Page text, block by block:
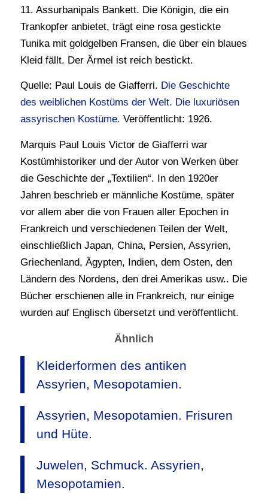
11. Assurbanipals Bankett. Die Königin, die ein
Trankopfer anbietet, trägt eine rosa gestickte
Tunika mit goldgelben Fransen, die über ein blaues
Kleid fällt. Der Ärmel ist reich bestickt.
Quelle: Paul Louis de Giafferri. Die Geschichte
des weiblichen Kostüms der Welt. Die luxuriösen
assyrischen Kostüme. Veröffentlicht: 1926.
Marquis Paul Louis Victor de Giafferri war
Kostümhistoriker und der Autor von Werken über
die Geschichte der „Textilien“. In den 1920er
Jahren beschrieb er männliche Kostüme, später
vor allem aber die von Frauen aller Epochen in
Frankreich und verschiedenen Teilen der Welt,
einschließlich Japan, China, Persien, Assyrien,
Griechenland, Ägypten, Indien, dem Osten, den
Ländern des Nordens, den drei Amerikas usw.. Die
Bücher erschienen alle in Frankreich, nur einige
wurden auf Englisch übersetzt und veröffentlicht.
Ähnlich
Kleiderformen des antiken
Assyrien, Mesopotamien.
Assyrien, Mesopotamien. Frisuren
und Hüte.
Juwelen, Schmuck. Assyrien,
Mesopotamien.